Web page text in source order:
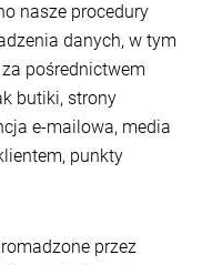
nasze procedury
danych, w tym
pośrednictwem
butiki, strony
e-mailowa, media
punkty
przez